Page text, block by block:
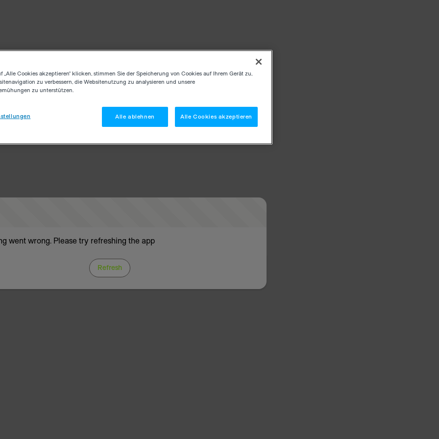
went wrong. Please try refreshing the app
Refresh
„Alle Cookies akzeptieren“ klicken, stimmen Sie der Speicherung von Cookies auf Ihrem Gerät zu,
zu verbessern, die Websitenutzung zu analysieren und unsere
zu unterstützen.
Alle ablehnen Alle Cookies akzeptieren